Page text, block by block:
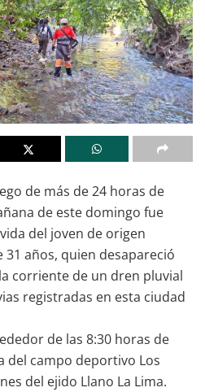
de más de 24 horas de
de este domingo fue
del joven de origen
31 años, quien desapareció
corriente de un dren pluvial
registradas en esta ciudad
de las 8:30 horas de
del campo deportivo Los
del ejido Llano La Lima.